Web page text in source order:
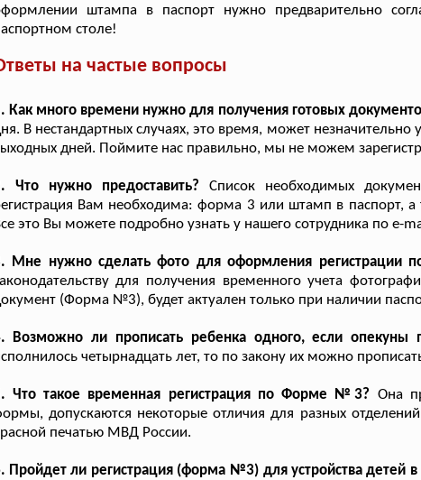
штампа в паспорт нужно предварительно
столе!
на частые вопросы
Как много времени нужно для получения готовых
В нестандартных случаях, это время, может
дней. Поймите нас правильно, мы не можем
Что нужно предоставить? Список необходимых
Вам необходима: форма 3 или штамп в паспорт,
это Вы можете подробно узнать у нашего сотрудника по e-
Мне нужно сделать фото для оформления регистрации
для получения временного учета
(Форма №3), будет актуален только при наличии
Возможно ли прописать ребенка одного, если опекуны
четырнадцать лет, то по закону их можно
Что такое временная регистрация по Форме №3? Она
допускаются некоторые отличия для разных
печатью МВД России.
Пройдет ли регистрация (форма №3) для устройства детей